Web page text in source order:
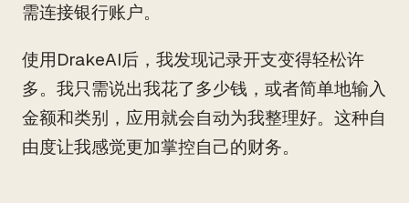
需连接银行账户。
使用DrakeAI后，我发现记录开支变得轻松许
多。我只需说出我花了多少钱，或者简单地输入
金额和类别，应用就会自动为我整理好。这种自
由度让我感觉更加掌控自己的财务。